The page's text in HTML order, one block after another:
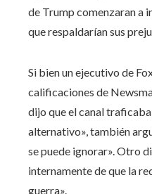
de Trump comenzaran a
que respaldarían sus
Si bien un ejecutivo de
calificaciones de
dijo que el canal traficaba
alternativo», también
se puede ignorar». Otro
internamente de que la
guerra».